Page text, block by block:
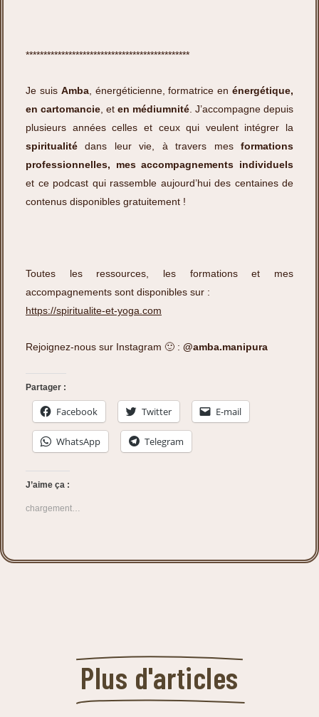
**********************************************
Je suis Amba, énergéticienne, formatrice enénergétique,
en cartomancie, et en médiumnité. J’accompagne depuis
plusieurs années celles et ceux qui veulent intégrer la
spiritualitédans leur vie, à travers mesformations
professionnelles, mes accompagnements individuels
et ce podcast qui rassemble aujourd’hui des centaines de
contenus disponibles gratuitement !
Toutes les ressources, les formations et mes
accompagnements sont disponibles sur :
https://spiritualite-et-yoga.com
Rejoignez-nous sur Instagram 🙂 : @amba.manipura
Partager :
Facebook Twitter E-mail
WhatsApp Telegram
J’aime ça :
chargement…
Plus d'articles